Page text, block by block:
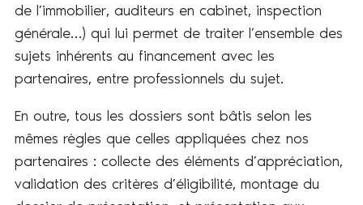
de l’immobilier, auditeurs en cabinet, inspection
générale…) qui lui permet de traiter l’ensemble des
sujets inhérents au financement avec les
partenaires, entre professionnels du sujet.
En outre, tous les dossiers sont bâtis selon les
mêmes règles que celles appliquées chez nos
partenaires : collecte des éléments d’appréciation,
validation des critères d’éligibilité, montage du